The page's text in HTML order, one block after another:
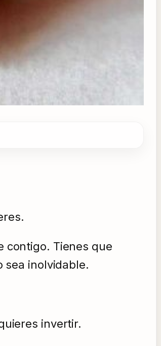
contigo. Tienes que
sea inolvidable.
invertir.